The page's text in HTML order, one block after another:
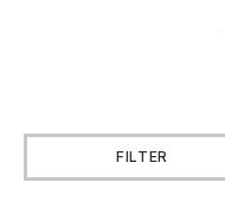
FILTER